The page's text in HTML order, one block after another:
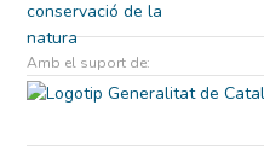
Amb el suport de: